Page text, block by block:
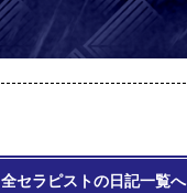
全セラピストの日記一覧へ